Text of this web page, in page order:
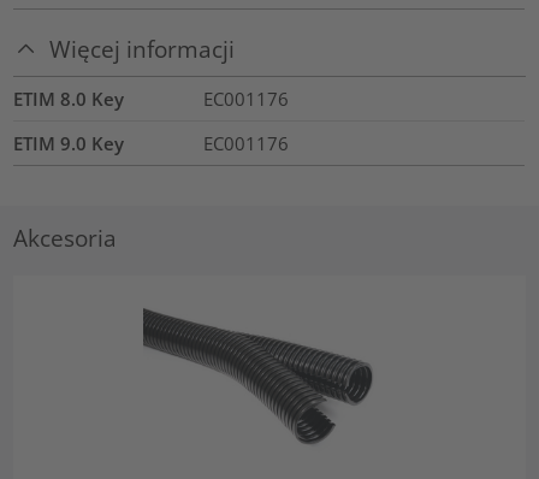
Więcej informacji
ETIM 8.0 Key
EC001176
ETIM 9.0 Key
EC001176
Akcesoria